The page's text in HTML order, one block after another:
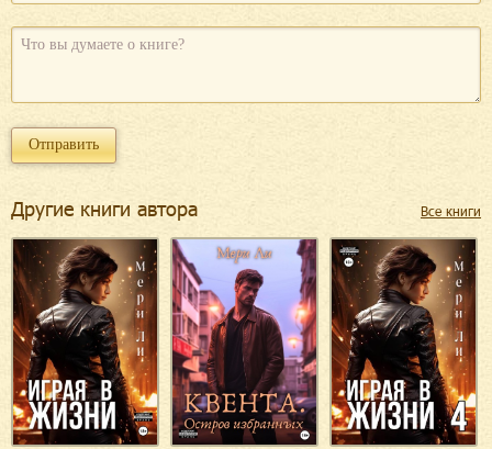
Другие книги автора Все книги